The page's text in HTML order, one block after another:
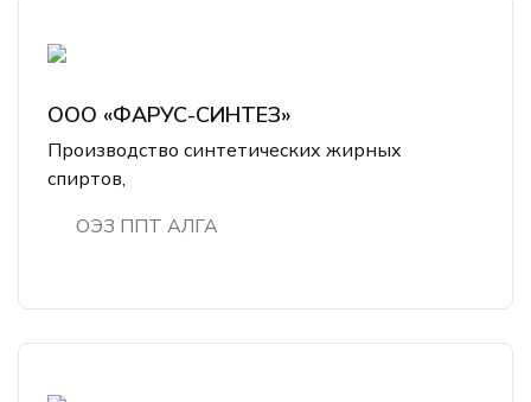
ООО «ФАРУС-СИНТЕЗ»
Производство синтетических жирных
спиртов,
ОЭЗ ППТ АЛГА